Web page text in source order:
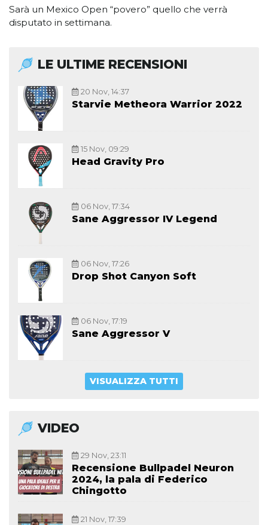
Sarà un Mexico Open “povero” quello che verrà
disputato in settimana.
LE ULTIME RECENSIONI
20 Nov, 14:37
Starvie Metheora Warrior 2022
15 Nov, 09:29
Head Gravity Pro
06 Nov, 17:34
Sane Aggressor IV Legend
06 Nov, 17:26
Drop Shot Canyon Soft
06 Nov, 17:19
Sane Aggressor V
VISUALIZZA TUTTI
VIDEO
29 Nov, 23:11
Recensione Bullpadel Neuron
2024, la pala di Federico
Chingotto
21 Nov, 17:39